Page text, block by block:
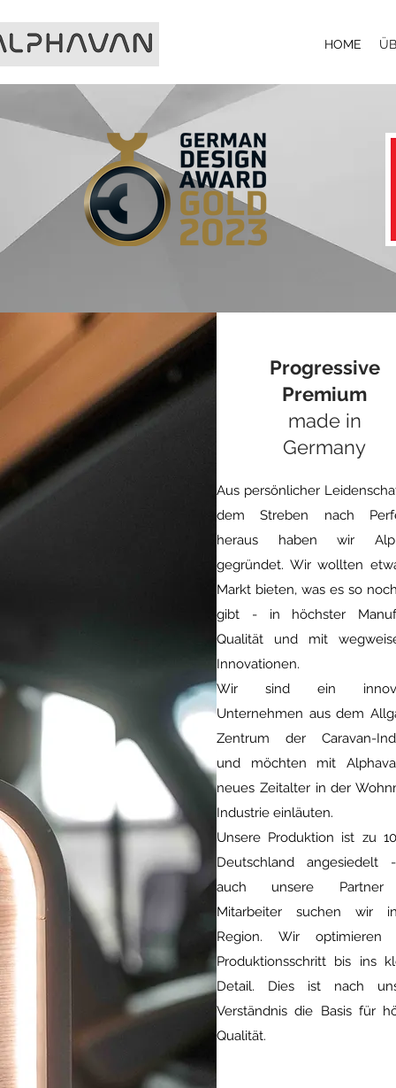
HOME
Progressive
Premium
made in
Germany
Aus persönlicher
dem Streben nach
heraus haben wir
gegründet. Wir wollten
Markt bieten, was es so
gibt - in höchster
Qualität und mit
Innovationen.
Wir sind ein
Unternehmen aus dem
Zentrum der Caravan-
und möchten mit
neues Zeitalter in der
Industrie einläuten.
Unsere Produktion ist zu
Deutschland angesiedelt
auch unsere
Mitarbeiter suchen wir
Region. Wir optimieren
Produktionsschritt bis ins
Detail. Dies ist nach
Verständnis die Basis für
Qualität.